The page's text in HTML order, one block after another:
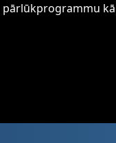
pārlūkprogrammu kā